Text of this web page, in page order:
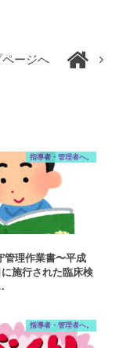
ページへ
指導者・管理者へ。
管理作業書〜平成
施行された臨床検
指導者・管理者へ。